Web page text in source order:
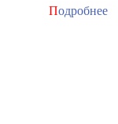
Подробнее